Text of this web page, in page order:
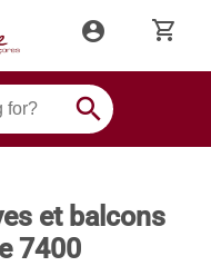
account_circle shopping_cart
search
et balcons
7400